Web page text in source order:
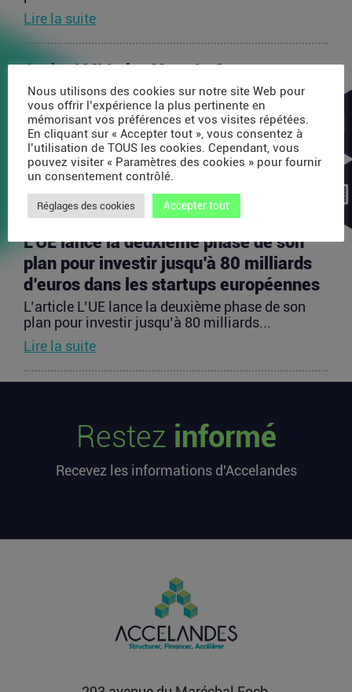
Lire la suite
Après AMI Labs, Yann LeCun veut
lancer un fonds de 200 millions d’euros
dédié à l’IA
L’article Après AMI Labs, Yann LeCun veut lancer
un fonds de 200 millions d’euros dédié à l’IA
est...
Lire la suite
L’UE lance la deuxième phase de son
plan pour investir jusqu’à 80 milliards
d’euros dans les startups européennes
L’article L’UE lance la deuxième phase de son
plan pour investir jusqu’à 80 milliards...
Lire la suite
millions d’euros cette semaine
L’article Les startups françaises ont levé 113
premier sur...
chez OpenAI pour se soigner
L’article Après une pause de 3 mois, la Française
Fidji Simo quitte son poste chez OpenAI pour se
Restez informé
Recevez les informations d'Accelandes
Nous utilisons des cookies sur notre site Web pour
vous offrir l’expérience la plus pertinente en
mémorisant vos préférences et vos visites répétées.
En cliquant sur « Accepter tout », vous consentez à
l’utilisation de TOUS les cookies. Cependant, vous
pouvez visiter « Paramètres des cookies » pour fournir
un consentement contrôlé.
Réglages des cookies Accepter tout